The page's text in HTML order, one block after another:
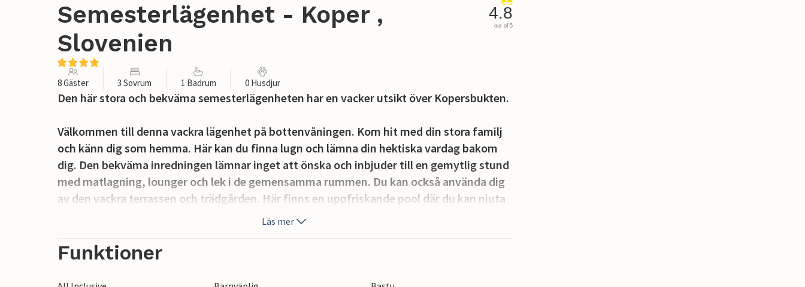
Semesterlägenhet - Koper ,
Slovenien
4.8
out of 5
8 Gäster 3 Sovrum 1 Badrum 0 Husdjur
Den här stora och bekväma semesterlägenheten har en vacker utsikt över Kopersbukten.
Välkommen till denna vackra lägenhet på bottenvåningen. Kom hit med din stora familj
och känn dig som hemma. Här kan du finna lugn och lämna din hektiska vardag bakom
dig. Den bekväma inredningen lämnar inget att önska och inbjuder till en gemytlig stund
med matlagning, lounger och lek i de gemensamma rummen. Du kan också använda dig
av den vackra terrassen och trädgården. Här finns en uppfriskande pool där du kan njuta
av många timmars bad eller laga dina favoriträtter på den murade grillen på kvällarna.
Adriatiska havet och erbjuder dig en vacker gammal stad. Du kan nå den närmaste
Läs mer
Funktioner